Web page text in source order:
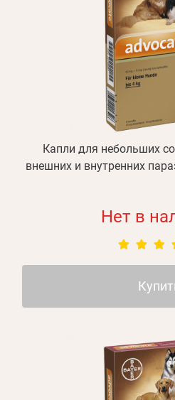
Капли для небольших
внешних и внутренних
Нет в